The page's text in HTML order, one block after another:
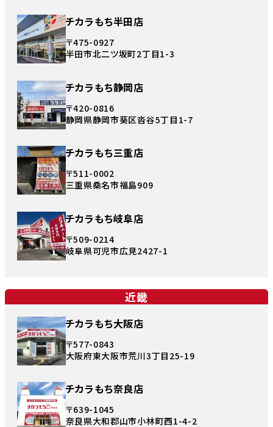
チカラもち半田店
〒475-0927
半田市北二ツ坂町2丁目1-3
チカラもち静岡店
〒420-0816
静岡県静岡市葵区沓谷5丁目1-7
チカラもち三重店
〒511-0002
三重県桑名市福島909
チカラもち岐阜店
〒509-0214
岐阜県可児市広見2427-1
近畿
チカラもち大阪店
〒577-0843
大阪府東大阪市荒川3丁目25-19
チカラもち奈良店
〒639-1045
奈良県大和郡山市小林町西1-4-2